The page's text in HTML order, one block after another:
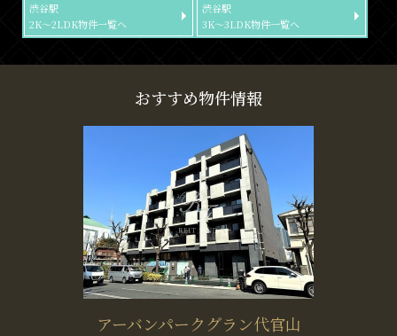
渋谷駅
2K～2LDK物件一覧へ
渋谷駅
3K～3LDK物件一覧へ
おすすめ物件情報
アーバンパークグラン代官山